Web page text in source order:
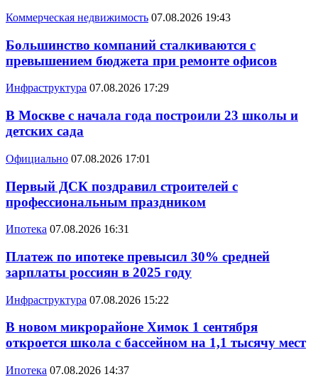
Коммерческая недвижимость 07.08.2026 19:43
Большинство компаний сталкиваются с
превышением бюджета при ремонте офисов
Инфраструктура 07.08.2026 17:29
В Москве с начала года построили 23 школы и
детских сада
Официально 07.08.2026 17:01
Первый ДСК поздравил строителей с
профессиональным праздником
Ипотека 07.08.2026 16:31
Платеж по ипотеке превысил 30% средней
зарплаты россиян в 2025 году
Инфраструктура 07.08.2026 15:22
В новом микрорайоне Химок 1 сентября
откроется школа с бассейном на 1,1 тысячу мест
Ипотека 07.08.2026 14:37